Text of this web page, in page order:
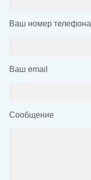
Ваш номер телефона
Ваш email
Сообщение